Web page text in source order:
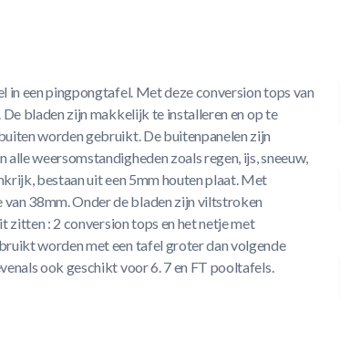
een pingpongtafel. Met deze conversion tops van
bladen zijn makkelijk te installeren en op te
worden gebruikt. De buitenpanelen zijn
weersomstandigheden zoals regen, ijs, sneeuw,
bestaan uit een 5mm houten plaat. Met
38mm. Onder de bladen zijn viltstroken
zitten : 2 conversion tops en het netje met
worden met een tafel groter dan volgende
ook geschikt voor 6. 7 en FT pooltafels.